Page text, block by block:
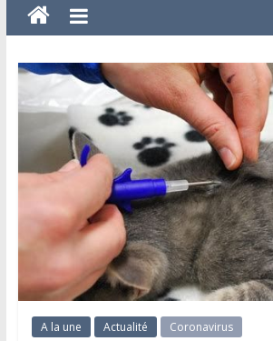
et
Analyses
A la une Actualité Coronavirus